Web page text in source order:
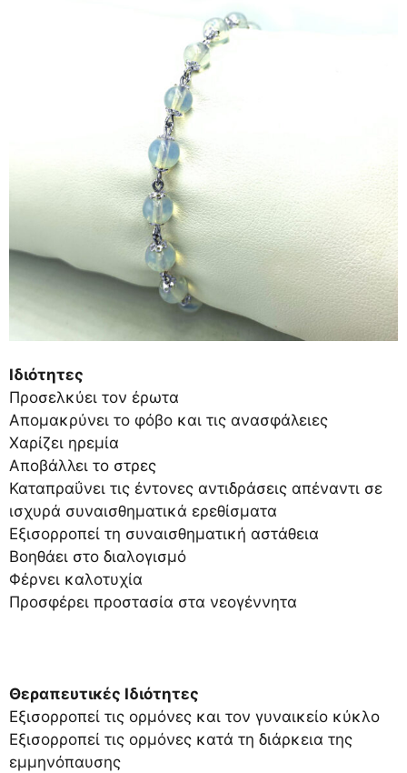
Ιδιότητες
Προσελκύει τον έρωτα
Απομακρύνει το φόβο και τις ανασφάλειες
Χαρίζει ηρεμία
Αποβάλλει το στρες
Καταπραΰνει τις έντονες αντιδράσεις απέναντι σε
ισχυρά συναισθηματικά ερεθίσματα
Εξισορροπεί τη συναισθηματική αστάθεια
Βοηθάει στο διαλογισμό
Φέρνει καλοτυχία
Προσφέρει προστασία στα νεογέννητα
Θεραπευτικές Ιδιότητες
Εξισορροπεί τις ορμόνες και τον γυναικείο κύκλο
Εξισορροπεί τις ορμόνες κατά τη διάρκεια της
εμμηνόπαυσης